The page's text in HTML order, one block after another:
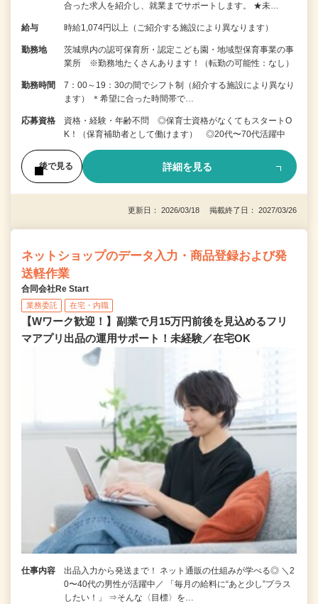
合った求人を紹介し、就業までサポートします。 ★未…
給与 時給1,074円以上（ご紹介する施設により異なります）
勤務地
茨城県内の認可保育所・認定こども園・地域型保育事業の事
業所 ※勤務地たくさんあります！（転勤の可能性：なし）
勤務時間
7：00～19：30の間でシフト制（紹介する施設により異なり
ます） ＊希望に合った時間帯で…
応募資格
資格・経験・年齢不問 ◎保育士資格がなくてもスタートO
K！（保育補助者として働けます） ◎20代〜70代活躍中
後で見る 詳細を見る
更新日： 2026/03/18 掲載終了日： 2027/03/26
ネットショップのデータ入力・商品登録および発
送軽作業
合同会社Re Start
業務委託 在宅・内職
【Wワーク歓迎！】副業で月15万円前後を見込めるフリ
マアプリ出品の運用サポート！未経験／在宅OK
仕事内容
出品入力から発送まで！ ネット通販の仕組みが学べる◎ ＼2
0〜40代の男性が活躍中／ 「毎月の給料に“あと少し”プラス
したい！」 ⇒そんな〈目標〉を…